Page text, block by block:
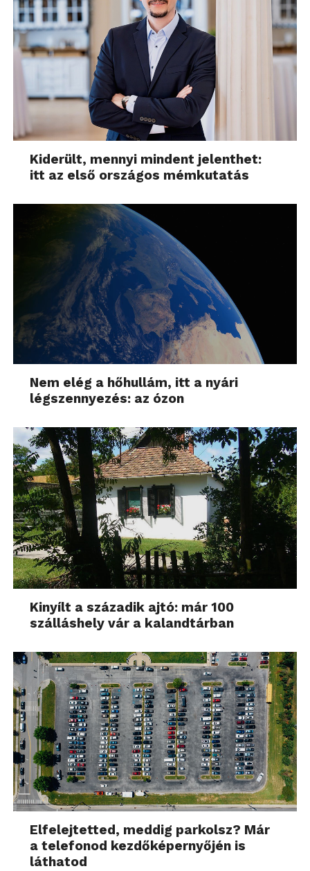
Kiderült, mennyi mindent jelenthet:
itt az első országos mémkutatás
Nem elég a hőhullám, itt a nyári
légszennyezés: az ózon
Kinyílt a századik ajtó: már 100
szálláshely vár a kalandtárban
Elfelejtetted, meddig parkolsz? Már
a telefonod kezdőképernyőjén is
láthatod